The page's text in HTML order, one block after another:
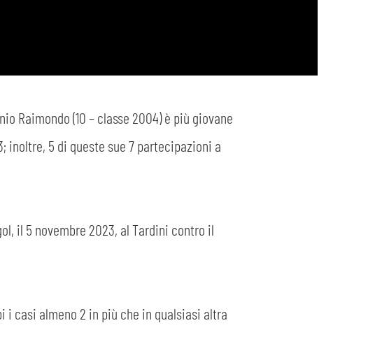
Raimondo (10 – classe 2004) è più giovane
inoltre, 5 di queste sue 7 partecipazioni a
il 5 novembre 2023, al Tardini contro il
casi almeno 2 in più che in qualsiasi altra